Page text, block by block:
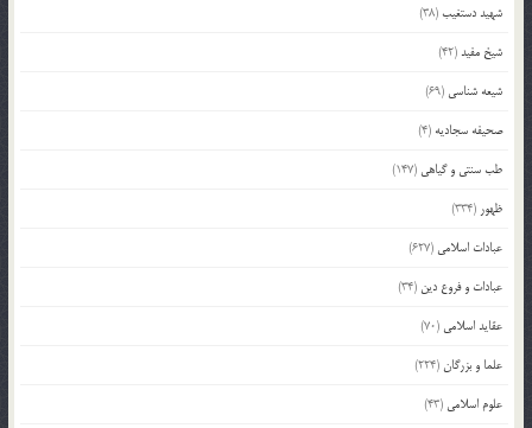
شهید دستغیب(38)
شیخ مفید(42)
شیعه شناسی (69)
صحیفه سجادیه (4)
طب سنتی و گیاهی (147)
ظهور (334)
عبادات اسلامی (627)
عبادات و فروع دین (34)
عقاید اسلامی (70)
علما و بزرگان(224)
علوم اسلامی (43)